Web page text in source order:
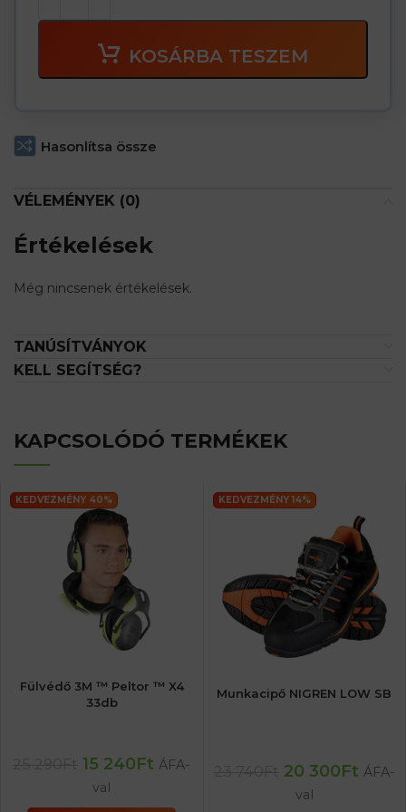
KOSÁRBA TESZEM
Hasonlítsa össze
VÉLEMÉNYEK (0)
Értékelések
Még nincsenek értékelések.
TANÚSÍTVÁNYOK
KELL SEGÍTSÉG?
KAPCSOLÓDÓ TERMÉKEK
KEDVEZMÉNY 40%
Fülvédő 3M ™ Peltor ™ X4
33db
15 240Ft ÁFA-
val
KEDVEZMÉNY 14%
Munkacipő NIGREN LOW SB
20 300Ft ÁFA-
val